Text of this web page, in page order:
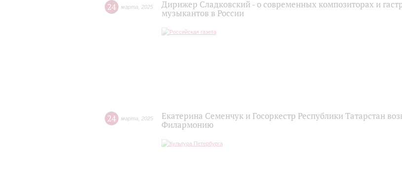
24 марта 2025
Дирижер Сладковский - о современных композиторах и
музыкантов в России
24 марта 2025
Екатерина Семенчук и Госоркестр Республики Татарстан
Филармонию